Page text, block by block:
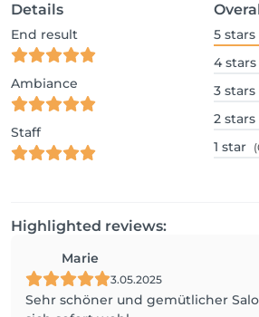
Details
End result
Ambiance
Staff
5 stars
4 stars
3 stars
2 stars
1 star
Highlighted reviews:
Marie
3.05.2025
Sehr schöner und gemütlicher